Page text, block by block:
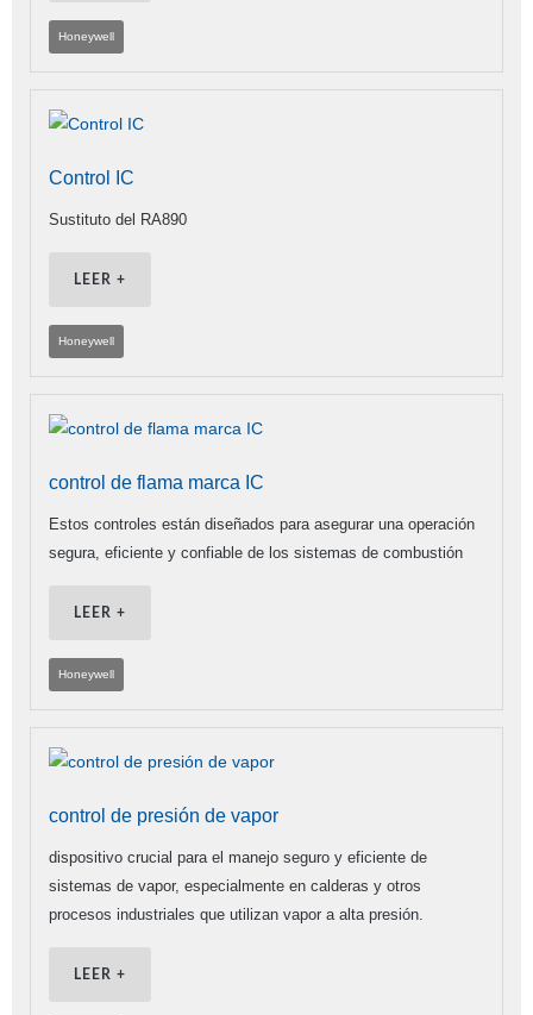
Honeywell
Control IC
Sustituto del RA890
LEER +
Honeywell
control de flama marca IC
Estos controles están diseñados para asegurar una operación
segura, eficiente y confiable de los sistemas de combustión
LEER +
Honeywell
control de presión de vapor
dispositivo crucial para el manejo seguro y eficiente de
sistemas de vapor, especialmente en calderas y otros
procesos industriales que utilizan vapor a alta presión.
LEER +